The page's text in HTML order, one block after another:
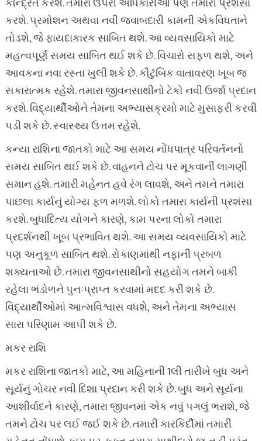
કેન્દ્રિત કરશે. તમારા ઉપરી અધિકારીઓ પણ તમારી પ્રશંસા
કરશે. પ્રમોશન અથવા નવી જવાબદારી કામની એકવિધતાને
તોડશે, જે ફાયદાકારક સાબિત થશે. આ વ્યવસાયિકો માટે
મહત્વપૂર્ણ સમય સાબિત થઈ શકે છે. વિચારો સફળ થશે, અને
આવકના નવા રસ્તા ખુલી શકે છે. કૌટુંબિક વાતાવરણ ખૂબ જ
સકારાત્મક રહેશે. તમારા જીવનસાથીનો ટેકો નવી ઉર્જા પ્રદાન
કરશે. વિદ્યાર્થીઓને તેમના અભ્યાસક્રમો માટે મુસાફરી કરવી
પડી શકે છે. સ્વાસ્થ્ય ઉત્તમ રહેશે.
કન્યા રાશિના જાતકો માટે આ સમય નોંધપાત્ર પરિવર્તનનો
સમય સાબિત થઈ શકે છે. વાહનને ટોચ પર મૂકવાની લાગણી
સમાન હશે. તમારી મહેનત હવે રંગ લાવશે, અને તમને તમારા
પાછલા કાર્યનું યોગ્ય ફળ મળશે. લોકો તમારા કાર્યની પ્રશંસા
કરશે. બુધાદિત્ય યોગને કારણે, કામ પરના લોકો તમારા
પ્રદર્શનથી ખૂબ પ્રભાવિત થશે. આ સમય વ્યવસાયિકો માટે
પણ અનુકૂળ સાબિત થશે. રોકાણમાંથી નફાની પ્રબળ
શક્યતાઓ છે. તમારા જીવનસાથીનો સહયોગ તમને બાકી
રહેલા ભંડોળને પુનઃપ્રાપ્ત કરવામાં મદદ કરી શકે છે.
વિદ્યાર્થીઓમાં આત્મવિશ્વાસ વધશે, અને તેમના અભ્યાસ
સારા પરિણામ આપી શકે છે.
મકર રાશિ
મકર રાશિના જાતકો માટે, આ મહિનાની 1લી તારીખે બુધ અને
સૂર્યનું ગોચર નવી દિશા પ્રદાન કરી શકે છે. બુધ અને સૂર્યના
આશીર્વાદને કારણે, તમારા જીવનમાં એક નવું પગલું ભરાશે, જે
તમને ટોચ પર લઈ જઈ શકે છે. તમારી કારકિર્દીમાં તમારી